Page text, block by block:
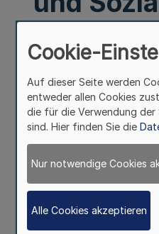
v. 31. 7.
4 —
39. Ergänzung — SMB1.
NW. Nr. 120 einschl.) 31. 7. 64
Cookie-
Auf dieser Seite werden
entweder allen Cookies
die für die Verwendung
sind. Hier finden Sie die
Nur notwendige Cookies
Alle Cookies akzeptieren